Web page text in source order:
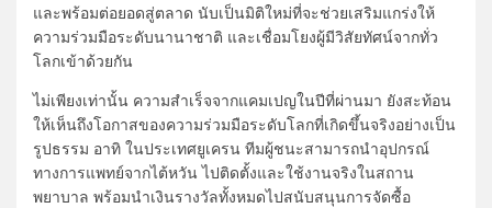
และพร้อมต่อยอดสู่ตลาด นับเป็นมิติใหม่ที่จะช่วยเสริมแกร่งให้
ความร่วมมือระดับนานาชาติ และเชื่อมโยงผู้มีวิสัยทัศน์จากทั่ว
โลกเข้าด้วยกัน
ไม่เพียงเท่านั้น ความสำเร็จจากแคมเปญในปีที่ผ่านมา ยังสะท้อน
ให้เห็นถึงโอกาสของความร่วมมือระดับโลกที่เกิดขึ้นจริงอย่างเป็น
รูปธรรม อาทิ ในประเทศยูเครน ทีมผู้ชนะสามารถนำอุปกรณ์
ทางการแพทย์จากไต้หวัน ไปติดตั้งและใช้งานจริงในสถาน
พยาบาล พร้อมนำเงินรางวัลทั้งหมดไปสนับสนุนการจัดซื้อ